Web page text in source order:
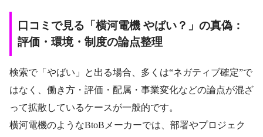
口コミで見る「横河電機 やばい？」の真偽：
評価・環境・制度の論点整理
検索で「やばい」と出る場合、多くは“ネガティブ確定”で
はなく、働き方・評価・配属・事業変化などの論点が混ざ
って拡散しているケースが一般的です。
横河電機のようなBtoBメーカーでは、部署やプロジェク